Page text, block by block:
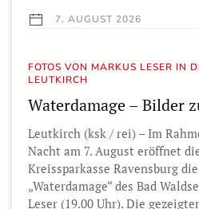
7. AUGUST 2026
FOTOS VON MARKUS LESER IN
LEUTKIRCH
Waterdamage – Bilder
Leutkirch (ksk / rei) – Im
Nacht am 7. August eröffnet
Kreissparkasse Ravensburg
„Waterdamage“ des Bad
Leser (19.00 Uhr). Die